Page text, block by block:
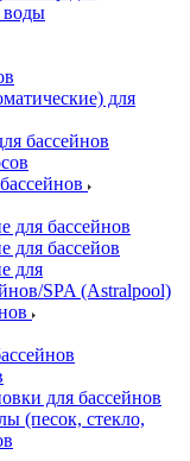
воды
для
бассейнов
для бассейнов
для бассейов
для
SPA (Astralpool)
для бассейнов
(песок, стекло,